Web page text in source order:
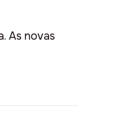
As novas